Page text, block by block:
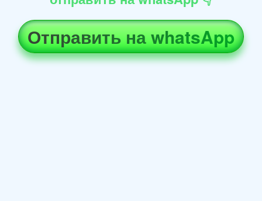
Отправить на whatsApp